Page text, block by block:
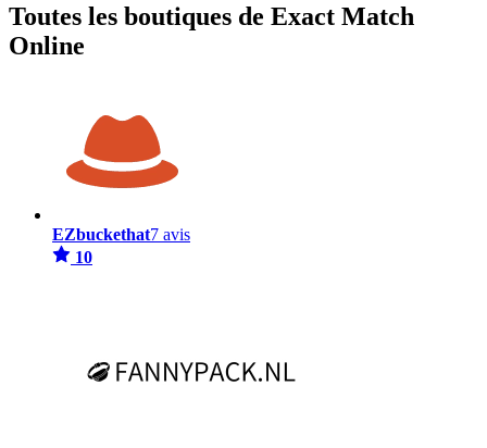
Toutes les boutiques de Exact Match
Online
EZbuckethat7 avis
10